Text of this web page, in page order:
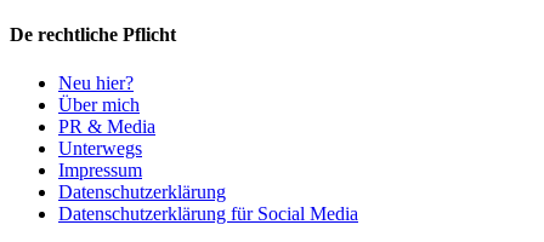
De rechtliche Pflicht
Neu hier?
Über mich
PR & Media
Unterwegs
Impressum
Datenschutzerklärung
Datenschutzerklärung für Social Media